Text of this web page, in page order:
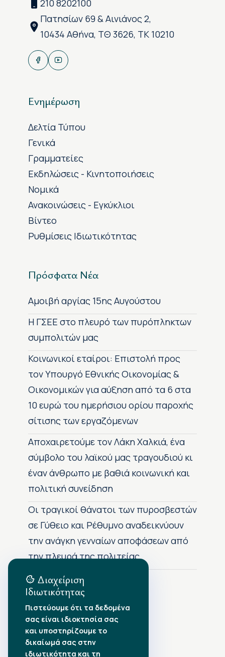
210 8202100
Πατησίων 69 & Αινιάνος 2,
10434 Αθήνα, ΤΘ 3626, ΤΚ 10210
Ενημέρωση
Δελτία Τύπου
Γενικά
Γραμματείες
Εκδηλώσεις - Κινητοποιήσεις
Νομικά
Ανακοινώσεις - Εγκύκλιοι
Βίντεο
Ρυθμίσεις Ιδιωτικότητας
Πρόσφατα Νέα
Αμοιβή αργίας 15ης Αυγούστου
H ΓΣΕΕ στο πλευρό των πυρόπληκτων
συμπολιτών μας
Κοινωνικοί εταίροι: Επιστολή προς
τον Υπουργό Εθνικής Οικονομίας &
Οικονομικών για αύξηση από τα 6 στα
10 ευρώ του ημερήσιου ορίου παροχής
σίτισης των εργαζόμενων
Αποχαιρετούμε τον Λάκη Χαλκιά, ένα
σύμβολο του λαϊκού μας τραγουδιού κι
έναν άνθρωπο με βαθιά κοινωνική και
πολιτική συνείδηση
Οι τραγικοί θάνατοι των πυροσβεστών
σε Γύθειο και Ρέθυμνο αναδεικνύουν
την ανάγκη γενναίων αποφάσεων από
την πλευρά της πολιτείας
Αρχείο Δημοσιεύσεων
•Αύγουστος 2026
•Ιούλιος 2026
•Ιούνιος 2026
Διαχείριση
Ιδιωτικότητας
Πιστεύουμε ότι τα δεδομένα
σας είναι ιδιοκτησία σας
και υποστηρίζουμε το
δικαίωμά σας στην
ιδιωτικότητα και τη